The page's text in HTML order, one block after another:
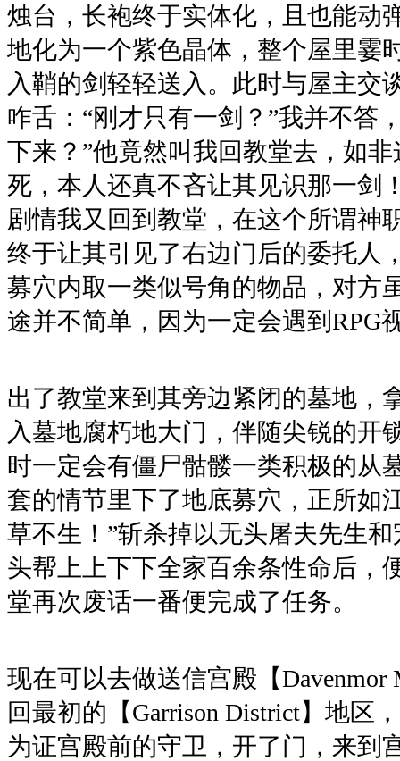
烛台，长袍终于实体化，且也能动
地化为一个紫色晶体，整个屋里霎
入鞘的剑轻轻送入。此时与屋主交
咋舌：“刚才只有一剑？”我并不答
下来？”他竟然叫我回教堂去，如
死，本人还真不吝让其见识那一剑
剧情我又回到教堂，在这个所谓神
终于让其引见了右边门后的委托人
募穴内取一类似号角的物品，对方
途并不简单，因为一定会遇到RPG
出了教堂来到其旁边紧闭的墓地，
入墓地腐朽地大门，伴随尖锐的开
时一定会有僵尸骷髅一类积极的从
套的情节里下了地底募穴，正所如
草不生！”斩杀掉以无头屠夫先生
头帮上上下下全家百余条性命后，
堂再次废话一番便完成了任务。
现在可以去做送信宫殿【Davenmor
回最初的【Garrison District】地区
为证宫殿前的守卫，开了门，来到